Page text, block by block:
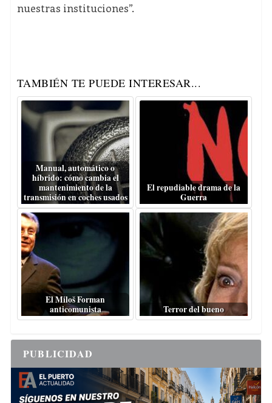
nuestras instituciones”.
TAMBIÉN TE PUEDE INTERESAR...
Manual, automático o
híbrido: cómo cambia el
mantenimiento de la
transmisión en coches usados
El repudiable drama de la
Guerra
El Miloš Forman
anticomunista
Terror del bueno
PUBLICIDAD